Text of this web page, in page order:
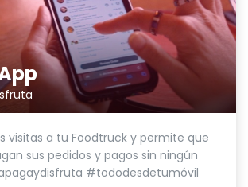
visitas a tu Foodtruck y permite que
sus pedidos y pagos sin ningún
#tododesdetumóvil